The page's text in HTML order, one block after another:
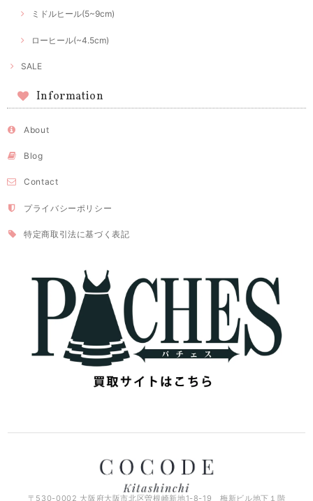
ミドルヒール(5~9cm)
ローヒール(~4.5cm)
SALE
Information
About
Blog
Contact
プライバシーポリシー
特定商取引法に基づく表記
〒530-0002 大阪府大阪市北区曽根崎新地1-8-19 梅新ビル地下１階